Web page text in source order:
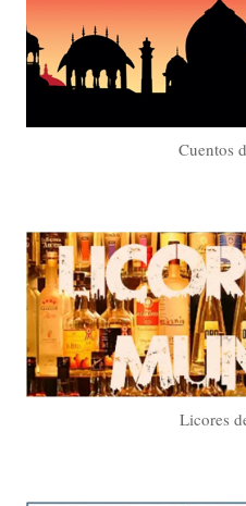
Cuentos
Licores